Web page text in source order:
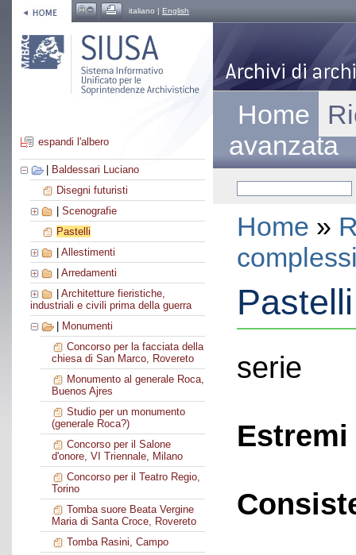
italiano | English
espandi l'albero
Baldessari Luciano
Disegni futuristi
Scenografie
Pastelli
Allestimenti
Arredamenti
Architetture fieristiche,
industriali e civili prima della guerra
Monumenti
Concorso per la facciata della
chiesa di San Marco, Rovereto
Monumento al generale Roca,
Buenos Ajres
Studio per un monumento
(generale Roca?)
Concorso per il Salone
d'onore, VI Triennale, Milano
Concorso per il Teatro Regio,
Torino
Tomba suore Beata Vergine
Maria di Santa Croce, Rovereto
Tomba Rasini, Campo
Home
avanzata
Home »
Pastelli
serie